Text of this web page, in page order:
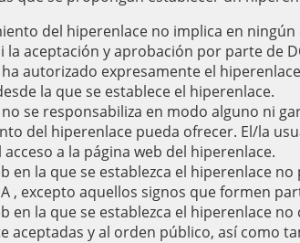
del hiperenlace no implica en
la aceptación y aprobación por parte de
ha autorizado expresamente el
la que se establece el hiperenlace.
no se responsabiliza en modo alguno ni
del hiperenlace pueda ofrecer. El/la
a la página web del hiperenlace.
en la que se establezca el hiperenlace
, excepto aquellos signos que formen
en la que se establezca el hiperenlace
aceptadas y al orden público, así como